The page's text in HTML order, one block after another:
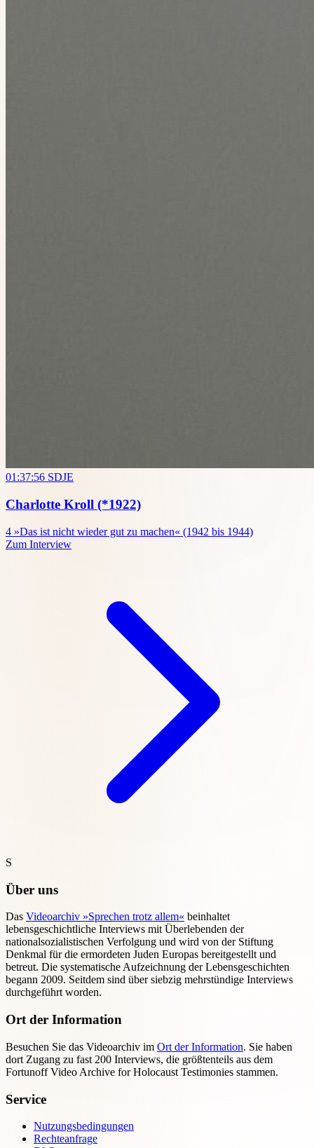
01:37:56 SDJE
Charlotte Kroll (*1922)
4 »Das ist nicht wieder gut zu machen« (1942 bis 1944)
Zum Interview
S
Über uns
Das Videoarchiv »Sprechen trotz allem« beinhaltet
lebensgeschichtliche Interviews mit Überlebenden der
nationalsozialistischen Verfolgung und wird von der Stiftung
Denkmal für die ermordeten Juden Europas bereitgestellt und
betreut. Die systematische Aufzeichnung der Lebensgeschichten
begann 2009. Seitdem sind über siebzig mehrstündige Interviews
durchgeführt worden.
Ort der Information
Besuchen Sie das Videoarchiv im Ort der Information. Sie haben
dort Zugang zu fast 200 Interviews, die größtenteils aus dem
Fortunoff Video Archive for Holocaust Testimonies stammen.
Service
Nutzungsbedingungen
Rechteanfrage